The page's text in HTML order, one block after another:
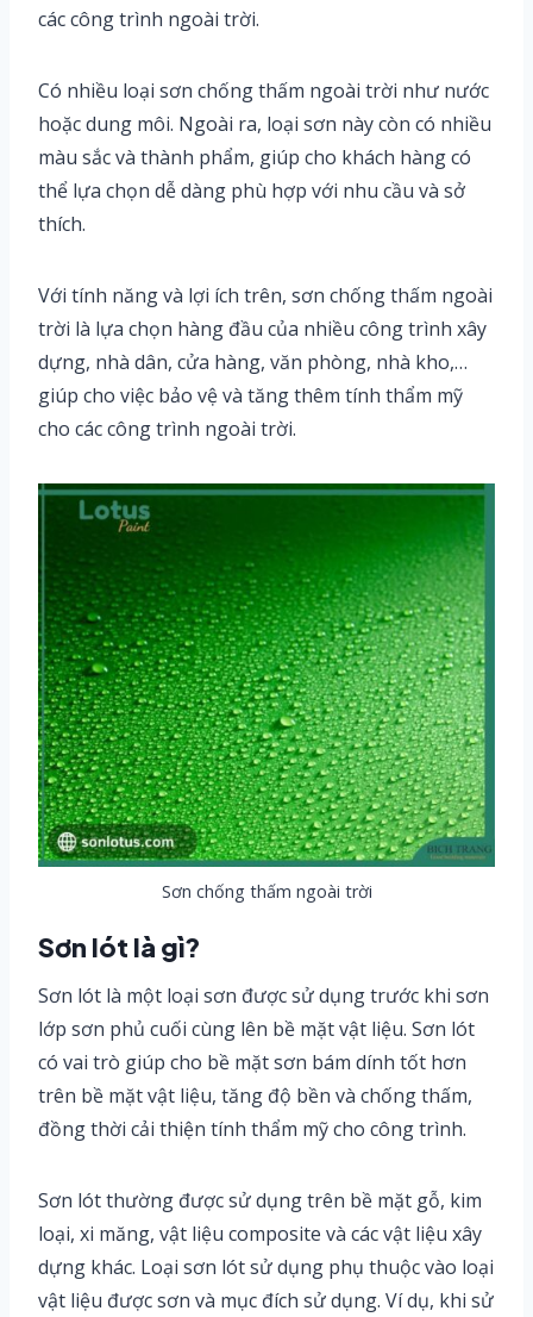
các công trình ngoài trời.
Có nhiều loại sơn chống thấm ngoài trời như nước
hoặc dung môi. Ngoài ra, loại sơn này còn có nhiều
màu sắc và thành phẩm, giúp cho khách hàng có
thể lựa chọn dễ dàng phù hợp với nhu cầu và sở
thích.
Với tính năng và lợi ích trên, sơn chống thấm ngoài
trời là lựa chọn hàng đầu của nhiều công trình xây
dựng, nhà dân, cửa hàng, văn phòng, nhà kho,…
giúp cho việc bảo vệ và tăng thêm tính thẩm mỹ
cho các công trình ngoài trời.
Sơn chống thấm ngoài trời
Sơn lót là gì?
Sơn lót là một loại sơn được sử dụng trước khi sơn
lớp sơn phủ cuối cùng lên bề mặt vật liệu. Sơn lót
có vai trò giúp cho bề mặt sơn bám dính tốt hơn
trên bề mặt vật liệu, tăng độ bền và chống thấm,
đồng thời cải thiện tính thẩm mỹ cho công trình.
Sơn lót thường được sử dụng trên bề mặt gỗ, kim
loại, xi măng, vật liệu composite và các vật liệu xây
dựng khác. Loại sơn lót sử dụng phụ thuộc vào loại
vật liệu được sơn và mục đích sử dụng. Ví dụ, khi sử